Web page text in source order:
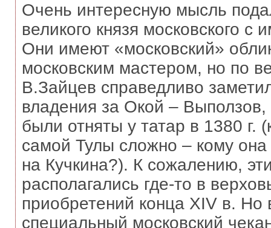
Очень интересную мысль
великого князя московского
Они имеют «московский»
московским мастером, но по
В.Зайцев справедливо
владения за Окой –
были отняты у татар в 1380 г.
самой Тулы сложно – кому
на Кучкина?). К сожалению,
располагались где-то в
приобретений конца XIV в. Но
специальный московский